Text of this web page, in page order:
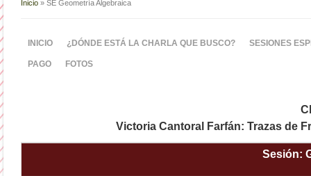
Inicio » SE Geometría Algebraica
INICIO ¿DÓNDE ESTÁ LA CHARLA QUE BUSCO? SESIONES
PAGO FOTOS
Victoria Cantoral Farfán: Trazas de
Sesión: